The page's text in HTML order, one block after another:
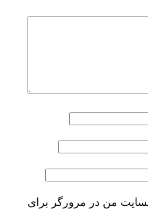
من در مرورگر برای